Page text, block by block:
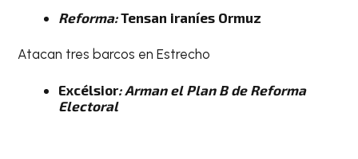
Reforma:Tensan iraníes Ormuz
Atacan tres barcos en Estrecho
Excélsior: Arman el Plan B de Reforma
Electoral